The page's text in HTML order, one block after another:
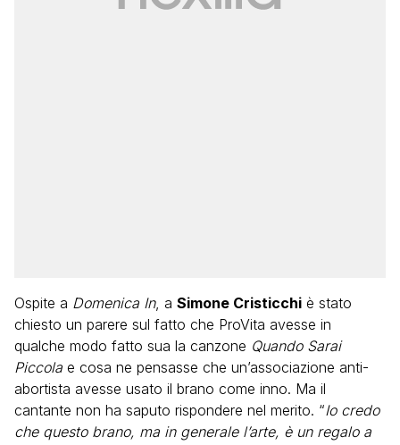
Ospite a Domenica In, a Simone Cristicchi è stato
chiesto un parere sul fatto che ProVita avesse in
qualche modo fatto sua la canzone Quando Sarai
Piccola e cosa ne pensasse che un’associazione anti-
abortista avesse usato il brano come inno. Ma il
cantante non ha saputo rispondere nel merito. “Io credo
che questo brano, ma in generale l’arte, è un regalo a